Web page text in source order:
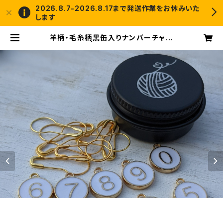
2026.8.7-2026.8.17まで発送作業をお休みいた
します
羊柄・毛糸柄黒缶入りナンバーチャー